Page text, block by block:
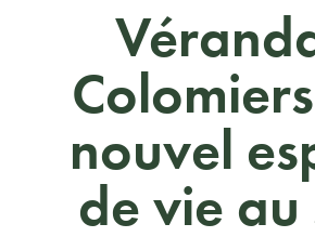
nouvel
de vie au